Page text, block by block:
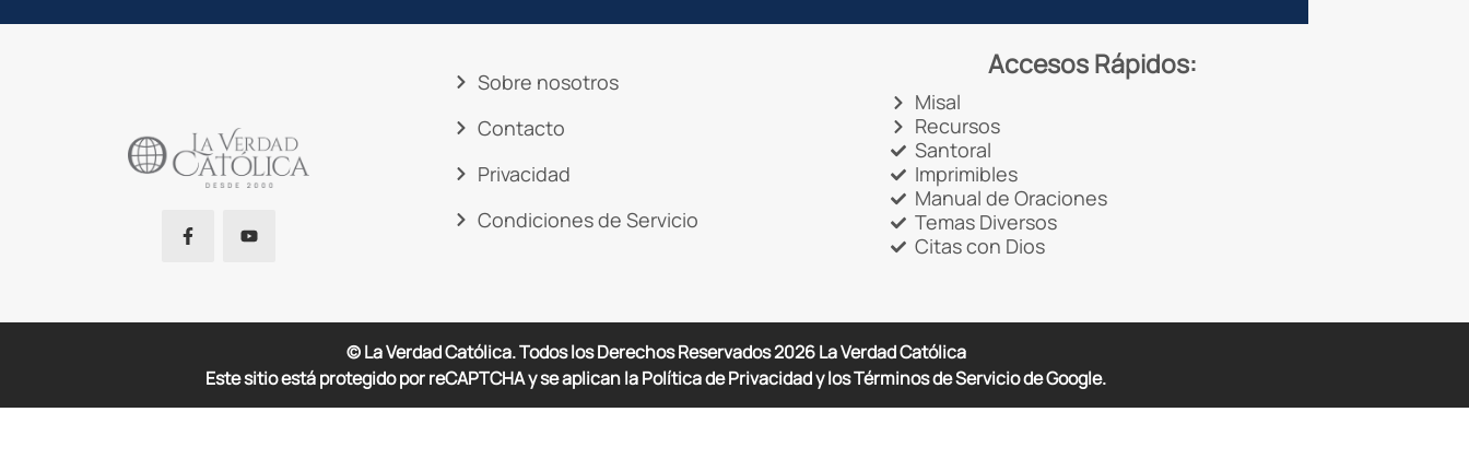
Sobre nosotros
Contacto
Privacidad
Condiciones de Servicio
Accesos Rápidos:
Misal
Recursos
Santoral
Imprimibles
Manual de Oraciones
Temas Diversos
Citas con Dios
© La Verdad Católica. Todos los Derechos Reservados2026 La Verdad Católica
Este sitio está protegido por reCAPTCHA y se aplican la Política de Privacidad y los Términos de Servicio de Google.